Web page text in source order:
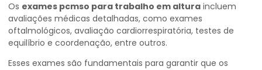
Os exames pcmso para trabalho em altura incluem
avaliações médicas detalhadas, como exames
oftalmológicos, avaliação cardiorrespiratória, testes de
equilíbrio e coordenação, entre outros.
Esses exames são fundamentais para garantir que os